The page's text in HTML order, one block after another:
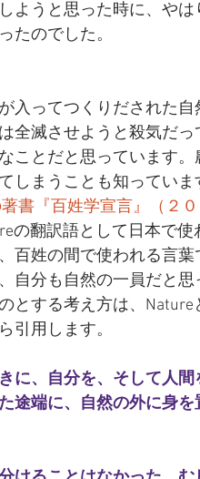
ようと思った時に、やは
たのでした。
入ってつくりだされた自
全滅させようと殺気だっ
ことだと思っています。
しまうことも知っていま
書『百姓学宣言』（２０
の翻訳語として日本で使
百姓の間で使われる言葉
自分も自然の一員だと思
とする考え方は、Nature
引用します。
に、自分を、そして人間
途端に、自然の外に身を